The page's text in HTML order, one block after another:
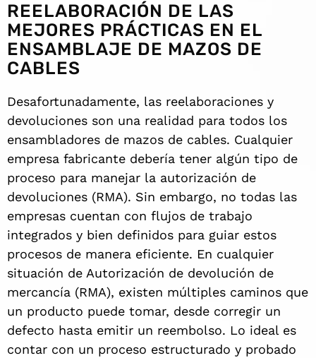
REELABORACIÓN DE LAS
MEJORES PRÁCTICAS EN EL
ENSAMBLAJE DE MAZOS DE
CABLES
Desafortunadamente, las reelaboraciones y
devoluciones son una realidad para todos los
ensambladores de mazos de cables. Cualquier
empresa fabricante debería tener algún tipo de
proceso para manejar la autorización de
devoluciones (RMA). Sin embargo, no todas las
empresas cuentan con flujos de trabajo
integrados y bien definidos para guiar estos
procesos de manera eficiente. En cualquier
situación de Autorización de devolución de
mercancía (RMA), existen múltiples caminos que
un producto puede tomar, desde corregir un
defecto hasta emitir un reembolso. Lo ideal es
contar con un proceso estructurado y probado